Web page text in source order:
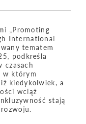
„Promoting
International
tematem
podkreśla
czasach
w którym
kiedykolwiek, a
wciąż
stają